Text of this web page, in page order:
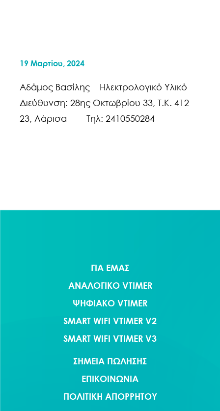
19 Μαρτίου, 2024
Αδάμος Βασίλης Ηλεκτρολογικό Υλικό
Διεύθυνση: 28ης Οκτωβρίου 33, Τ.Κ. 412
23, Λάρισα Τηλ: 2410550284
ΓΙΑ ΕΜΑΣ
ΑΝΑΛΟΓΙΚΟ VTIMER
ΨΗΦΙΑΚΟ VTIMER
SMART WIFI VTIMER V2
SMART WIFI VTIMER V3
ΣΗΜΕΙΑ ΠΩΛΗΣΗΣ
ΕΠΙΚΟΙΝΩΝΙΑ
ΠΟΛΙΤΙΚΗ ΑΠΟΡΡΗΤΟΥ